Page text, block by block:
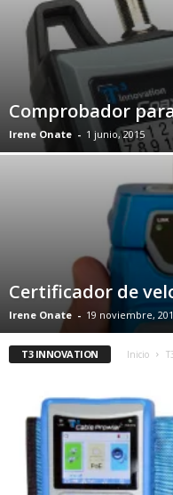
Comprobador
Irene Onate - 1 junio, 2015
Certificador de
Irene Onate - 19 noviembre,
T3 INNOVATION Inicio